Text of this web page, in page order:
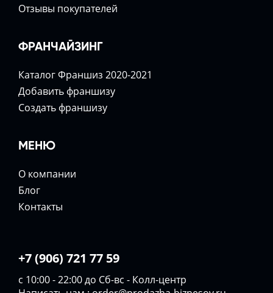
Отзывы покупателей
ФРАНЧАЙЗИНГ
Каталог Франшиз 2020-2021
Добавить франшизу
Создать франшизу
МЕНЮ
О компании
Блог
Контакты
+7 (906) 721 77 59
с 10:00 - 22:00 до Сб-вс - Колл-центр